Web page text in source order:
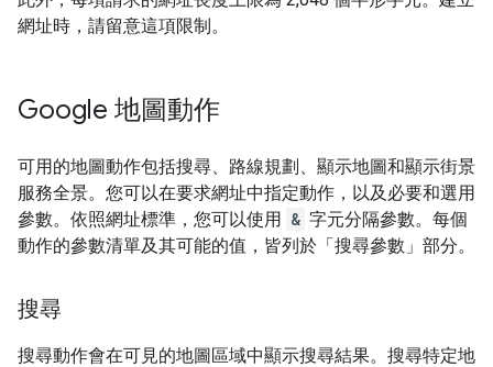
網址時，請留意這項限制。
Google 地圖動作
可用的地圖動作包括搜尋、路線規劃、顯示地圖和顯示街景
服務全景。您可以在要求網址中指定動作，以及必要和選用
參數。依照網址標準，您可以使用 & 字元分隔參數。每個
動作的參數清單及其可能的值，皆列於「搜尋參數」 部分。
搜尋
搜尋動作會在可見的地圖區域中顯示搜尋結果。搜尋特定地